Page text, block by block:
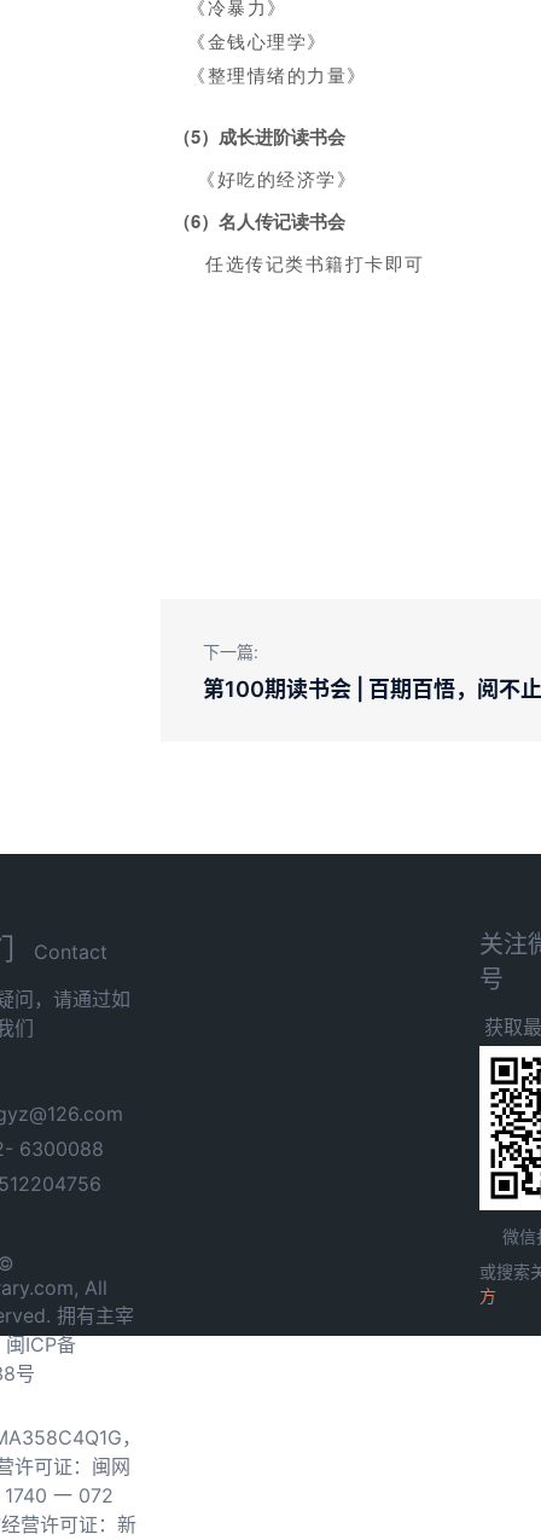
《冷暴力》
《金钱心理学》
《整理情绪的力量》
（5） 成长进阶读书会
《好吃的经济学》
（6） 名人传记读书会
任选传记类书籍打卡即可
下一篇:
第100期读书会 | 百期百悟，阅不
Contact
问，请通过如
们
6300088
All
拥有主宰
闽ICP备
号
，
许可证：闽网
一 072
营许可证：新
关注
号
获取
微信
或搜索
方